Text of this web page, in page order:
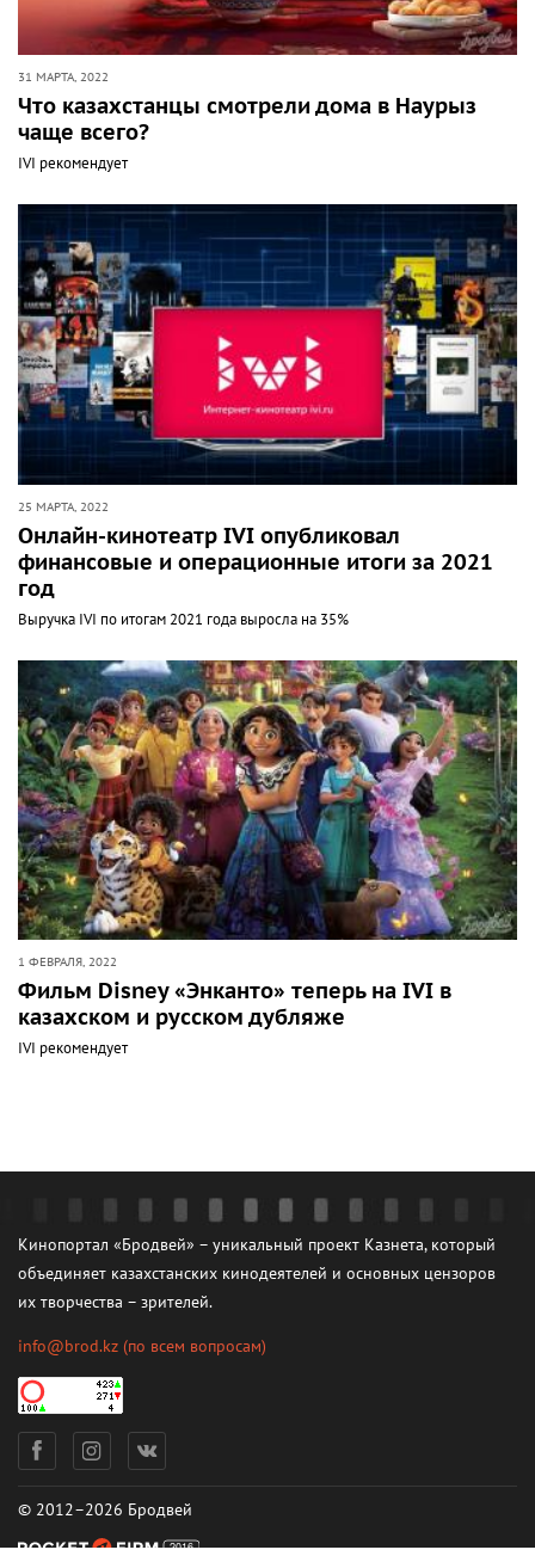
31 МАРТА, 2022
Что казахстанцы смотрели дома в Наурыз
чаще всего?
IVI рекомендует
25 МАРТА, 2022
Онлайн-кинотеатр IVI опубликовал
финансовые и операционные итоги за 2021
год
Выручка IVI по итогам 2021 года выросла на 35%
1 ФЕВРАЛЯ, 2022
Фильм Disney «Энканто» теперь на IVI в
казахском и русском дубляже
IVI рекомендует
Кинопортал «Бродвей» – уникальный проект Казнета, который
объединяет казахстанских кинодеятелей и основных цензоров
их творчества – зрителей.
info@brod.kz (по всем вопросам)
© 2012–2026 Бродвей